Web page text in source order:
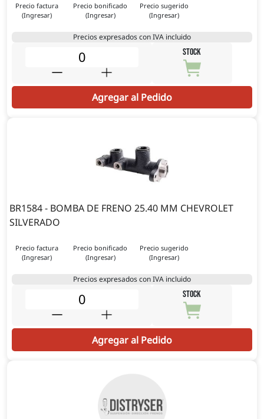
Precio factura
(Ingresar)
Precio bonificado
(Ingresar)
Precio sugerido
(Ingresar)
Precios expresados con IVA incluido
STOCK
Agregar al Pedido
BR1584 - BOMBA DE FRENO 25.40 MM CHEVROLET
SILVERADO
Precio factura
(Ingresar)
Precio bonificado
(Ingresar)
Precio sugerido
(Ingresar)
Precios expresados con IVA incluido
STOCK
Agregar al Pedido